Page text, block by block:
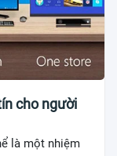
cho người
là một nhiệm